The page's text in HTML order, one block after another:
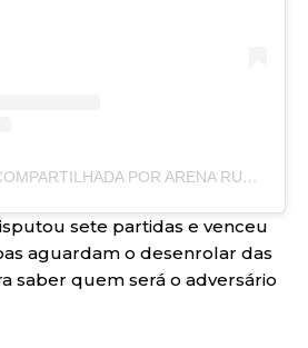
UMA PUBLICAÇÃO COMPARTILHADA POR ARENA RUBRO-NEGRA (@ARENARUBRONEGRA)
sete partidas e venceu
aguardam o desenrolar das
saber quem será o adversário